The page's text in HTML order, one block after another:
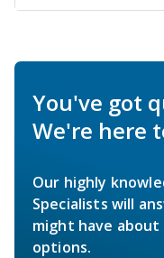
You've got
We're here
Our highly
Specialists will
might have
options.